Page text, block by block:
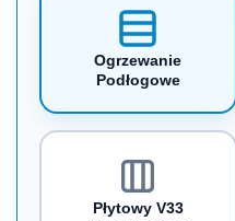
Ogrzewanie
Podłogowe
Płytowy V33